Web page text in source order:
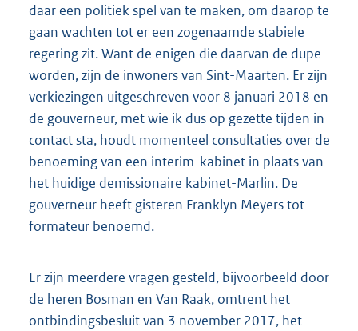
daar een politiek spel van te maken, om daarop te
gaan wachten tot er een zogenaamde stabiele
regering zit. Want de enigen die daarvan de dupe
worden, zijn de inwoners van Sint-Maarten. Er zijn
verkiezingen uitgeschreven voor 8 januari 2018 en
de gouverneur, met wie ik dus op gezette tijden in
contact sta, houdt momenteel consultaties over de
benoeming van een interim-kabinet in plaats van
het huidige demissionaire kabinet-Marlin. De
gouverneur heeft gisteren Franklyn Meyers tot
formateur benoemd.
Er zijn meerdere vragen gesteld, bijvoorbeeld door
de heren Bosman en Van Raak, omtrent het
ontbindingsbesluit van 3 november 2017, het